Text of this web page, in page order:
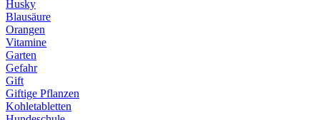
Husky
Blausäure
Orangen
Vitamine
Garten
Gefahr
Gift
Giftige Pflanzen
Kohletabletten